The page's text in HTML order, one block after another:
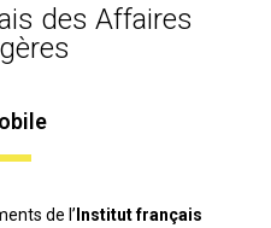
des Affaires
de l’ Institut français